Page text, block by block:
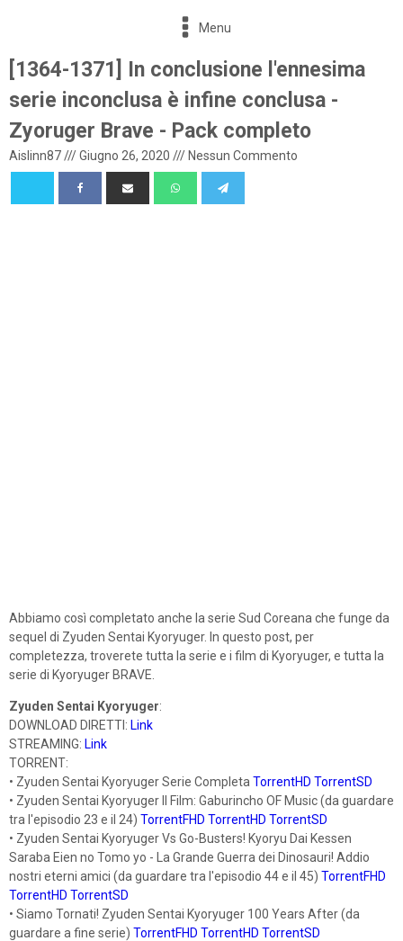
Menu
[1364-1371] In conclusione l'ennesima
serie inconclusa è infine conclusa -
Zyoruger Brave - Pack completo
Aislinn87///Giugno 26, 2020 /// Nessun Commento
Abbiamo così completato anche la serie Sud Coreana che funge da
sequel di Zyuden Sentai Kyoryuger. In questo post, per
completezza, troverete tutta la serie e i film di Kyoryuger, e tutta la
serie di Kyoryuger BRAVE.
Zyuden Sentai Kyoryuger:
DOWNLOAD DIRETTI: Link
STREAMING: Link
TORRENT:
• Zyuden Sentai Kyoryuger Serie Completa TorrentHD TorrentSD
• Zyuden Sentai Kyoryuger Il Film: Gaburincho OF Music (da guardare
tra l'episodio 23 e il 24) TorrentFHD TorrentHD TorrentSD
• Zyuden Sentai Kyoryuger Vs Go-Busters! Kyoryu Dai Kessen
Saraba Eien no Tomo yo - La Grande Guerra dei Dinosauri! Addio
nostri eterni amici (da guardare tra l'episodio 44 e il 45) TorrentFHD
TorrentHD TorrentSD
• Siamo Tornati! Zyuden Sentai Kyoryuger 100 Years After (da
guardare a fine serie) TorrentFHD TorrentHD TorrentSD